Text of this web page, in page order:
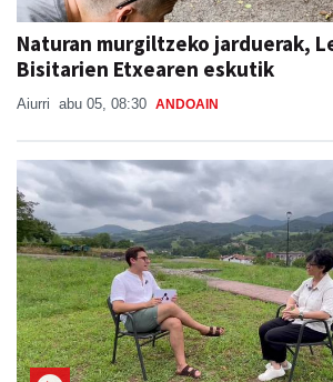
Naturan murgiltzeko jarduerak,
Bisitarien Etxearen eskutik
Aiurri abu 05, 08:30 ANDOAIN